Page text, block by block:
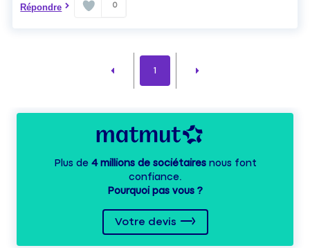
Répondre 0
1
Plus de 4 millions de sociétairesnous font
confiance.
Pourquoi pas vous ?
Votre devis